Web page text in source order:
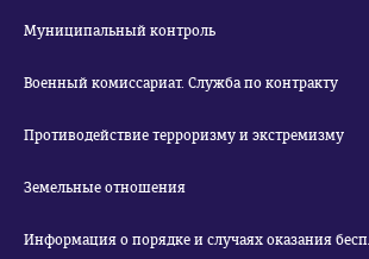
Муниципальный контроль
Военный комиссариат. Служба по контракту
Противодействие терроризму и экстремизму
Земельные отношения
Информация о порядке и случаях оказания